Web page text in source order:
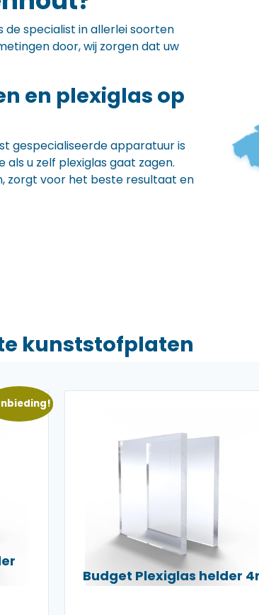
de specialist in allerlei soorten
door, wij zorgen dat uw
en plexiglas op
gespecialiseerde apparatuur is
u zelf plexiglas gaat zagen.
zorgt voor het beste resultaat en
kunststofplaten
Budget Plexiglas helder